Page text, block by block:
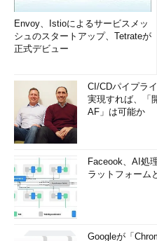
Envoy、Istioによるサービスメッ
シュのスタートアップ、Tetrateが
正式デビュー
CI/CDパイプラ
実現すれば、「
AF」は可能か
Faceook、AI処
ラットフォーム
Googleが「